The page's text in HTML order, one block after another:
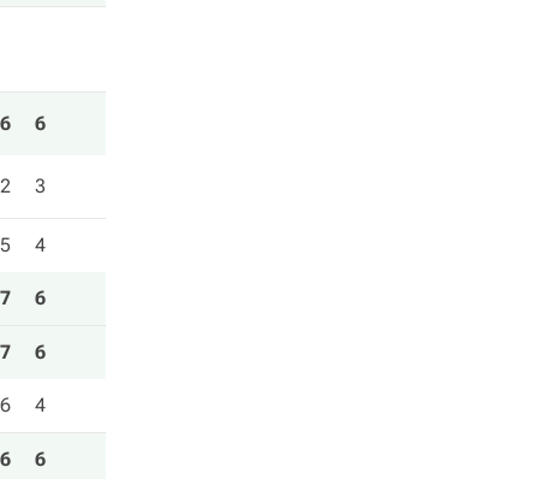
6 6
2 3
5 4
7 6
7 6
6 4
6 6